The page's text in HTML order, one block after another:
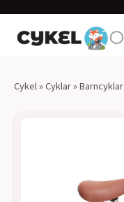
Cykel »Cyklar»Barncyklar